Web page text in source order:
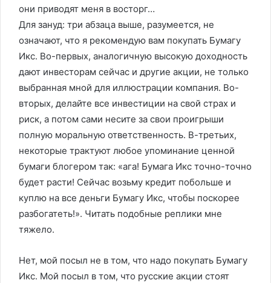
‎они ‎приводят ‎меня ‎в‏ ‎восторг…
Для зануд: три абзаца выше, разумеется, не
означают, что я рекомендую вам покупать Бумагу
Икс. Во-первых, аналогичную высокую доходность
дают инвесторам сейчас и другие акции, не только
выбранная мной для иллюстрации компания. Во-
вторых, делайте все инвестиции на свой страх и
риск, а потом сами несите за свои проигрыши
полную моральную ответственность. В-третьих,
некоторые трактуют любое упоминание ценной
бумаги блогером так: «ага! Бумага Икс точно-точно
будет расти! Сейчас возьму кредит побольше и
куплю на все деньги Бумагу Икс, чтобы поскорее
разбогатеть!». Читать подобные реплики мне
тяжело.
Нет, мой посыл не в том, что надо покупать Бумагу
Икс. Мой посыл в том, что русские акции стоят